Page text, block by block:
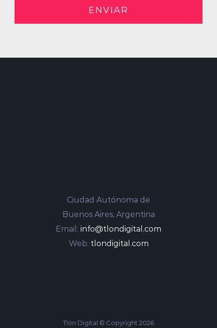
Ciudad Autónoma de
Buenos Aires, Argentina
Email: info@tlondigital.com
Web: tlondigital.com
Tlön Digital © Copyright 2026